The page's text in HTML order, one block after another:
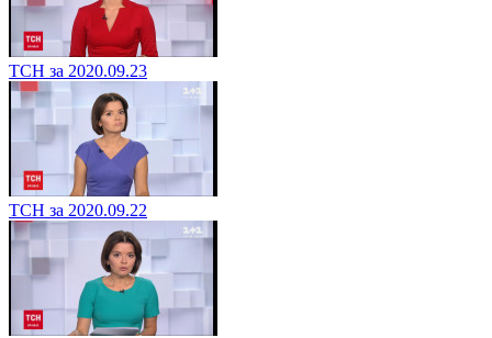
ТСН за 2020.09.23
ТСН за 2020.09.22